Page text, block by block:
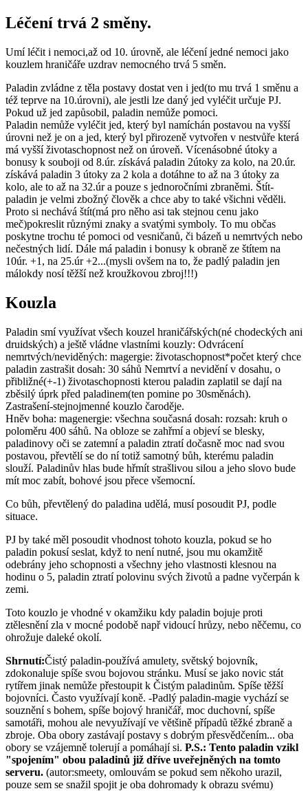
Léčení trvá 2 směny.
Umí léčit i nemoci,až od 10. úrovně, ale léčení jedné nemoci jako
kouzlem hraničáře uzdrav nemocného trvá 5 směn.
Paladin zvládne z těla postavy dostat ven i jed(to mu trvá 1 směnu a
též teprve na 10.úrovni), ale jestli lze daný jed vyléčit určuje PJ.
Pokud už jed zapůsobil, paladin nemůže pomoci.
Paladin nemůže vyléčit jed, který byl namíchán postavou na vyšší
úrovni než je on a jed, který byl přirozeně vytvořen v nestvůře která
má vyšší životaschopnost než on úroveň. Vícenásobné útoky a
bonusy k souboji od 8.úr. získává paladin 2útoky za kolo, na 20.úr.
získává paladin 3 útoky za 2 kola a dotáhne to až na 3 útoky za
kolo, ale to až na 32.úr a pouze s jednoročními zbraněmi. Štít-
paladin je velmi zbožný člověk a chce aby to také všichni věděli.
Proto si nechává štít(má pro něho asi tak stejnou cenu jako
meč)pokreslit různými znaky a svatými symboly. To mu občas
poskytne trochu té pomoci od vesničanů, či bázeň u nemrtvých nebo
nečestných lidí. Dále má paladin i bonusy k obraně ze štítem na
10úr. +1, na 25.úr +2...(mysli ovšem na to, že padlý paladin jen
málokdy nosí těžší než kroužkovou zbroj!!!)
Kouzla
Paladin smí využívat všech kouzel hraničářských(né chodeckých ani
druidských) a ještě vládne vlastními kouzly: Odvrácení
nemrtvých/neviděných: magergie: životaschopnost*počet který chce
paladin zastrašit dosah: 30 sáhů Nemrtví a nevidění v dosahu, o
přibližné(+-1) životaschopnosti kterou paladin zaplatil se dají na
zběsilý úprk před paladinem(ten pomine po 30směnách).
Zastrašení-stejnojmenné kouzlo čaroděje.
Hněv boha: magenergie: všechna současná dosah: rozsah: kruh o
poloměru 400 sáhů. Na obloze se zahřmí a objeví se blesky,
paladinovy oči se zatemní a paladin ztratí dočasně moc nad svou
postavou, převtělí se do ní totiž samotný bůh, kterému paladin
slouží. Paladinův hlas bude hřmít strašlivou silou a jeho slovo bude
mít moc zabít, bohové jsou přece všemocní.
Co bůh, převtělený do paladina udělá, musí posoudit PJ, podle
situace.
PJ by také měl posoudit vhodnost tohoto kouzla, pokud se ho
paladin pokusí seslat, když to není nutné, jsou mu okamžitě
odebrány jeho schopnosti a všechny jeho vlastnosti klesnou na
hodinu o 5, paladin ztratí polovinu svých životů a padne vyčerpán k
zemi.
Toto kouzlo je vhodné v okamžiku kdy paladin bojuje proti
ztělesnění zla v mocné podobě např vidoucí hrůzy, nebo něčemu, co
ohrožuje daleké okolí.
Shrnutí:Čistý paladin-používá amulety, světský bojovník,
zdokonaluje spíše svou bojovou stránku. Musí se jako novic stát
rytířem jinak nemůže přestoupit k Čistým paladinům. Spíše těžší
bojovníci. Často využívají koně. -Padlý paladin-magie vychází se
souznění s bohem, spíše bojový hraničář, moc duchovní, spíše
samotáři, mohou ale nevyužívají ve většině případů těžké zbraně a
zbroje. Oba obory zastávají postavy s dobrým přesvědčením... oba
obory se vzájemně tolerují a pomáhají si. P.S.: Tento paladin vzikl
"spojením" obou paladinů již dříve uveřejněných na tomto
serveru. (autor:smeety, omlouvám se pokud sem někoho urazil,
pouze sem se snažil spojit je oba dohromady k obrazu svému)